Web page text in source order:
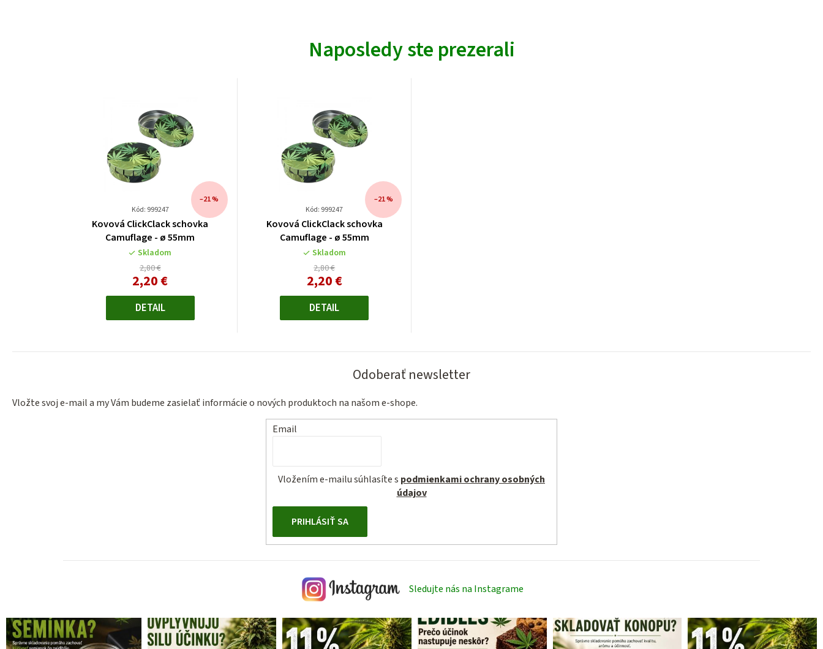
Naposledy ste prezerali
Kód: 999247
Kovová ClickClack schovka
Camuflage - ø 55mm
Skladom
2,80 €
–21 %
2,20 €
DETAIL
Kód: 999247
Kovová ClickClack schovka
Camuflage - ø 55mm
Skladom
2,80 €
–21 %
2,20 €Jednotková
DETAIL
Odoberať newsletter
Vložte svoj e-mail a my Vám budeme zasielať informácie o nových produktoch na našom e-shope.
Email
Vložením e-mailu súhlasíte s podmienkami ochrany osobných
údajov
PRIHLÁSIŤ SA
Sledujte nás na Instagrame